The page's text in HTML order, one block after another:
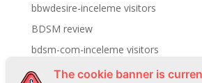
bbwdesire-inceleme visitors
BDSM review
bdsm-com-inceleme visitors
Bdsmdate find datings hookup
The cookie banner is